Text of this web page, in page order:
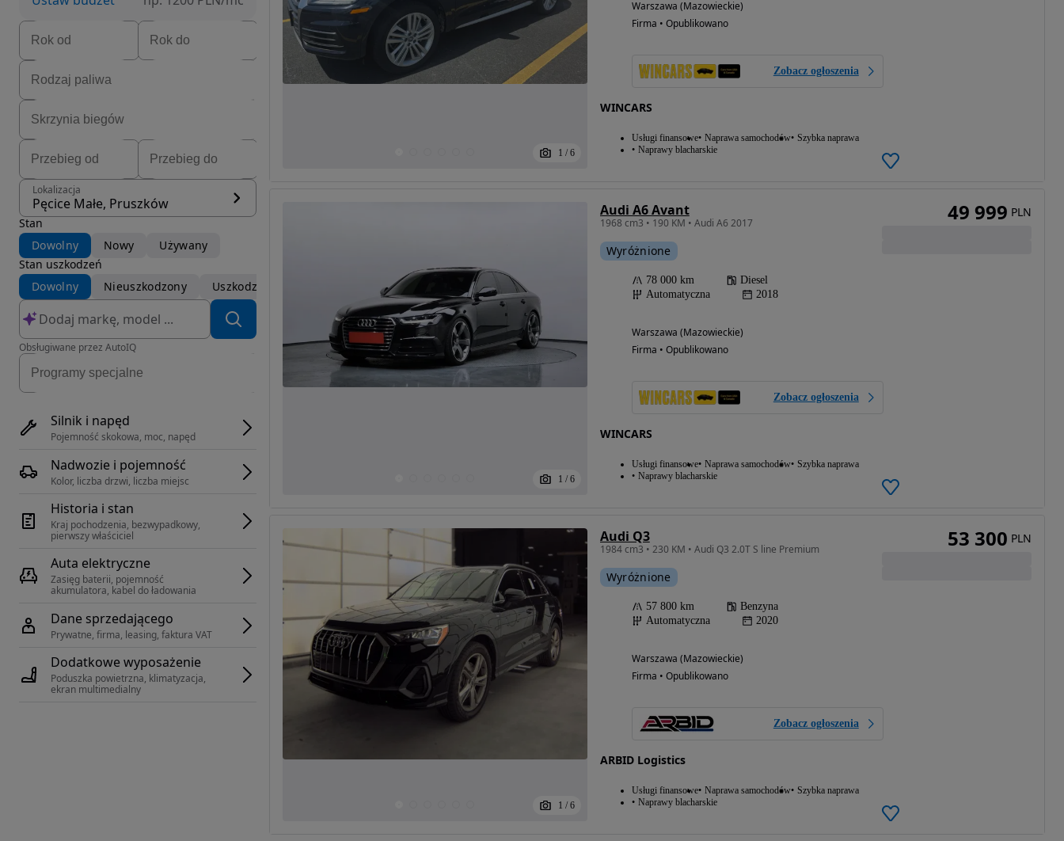
Lokalizacja
Pęcice Małe, Pruszków
Stan
Dowolny
Nowy
Używany
Stan uszkodzeń
Dowolny
Nieuszkodzony Uszkodzony
Obsługiwane przez AutoIQ
Silnik i napęd
Pojemność skokowa, moc, napęd
Nadwozie i pojemność
Kolor, liczba drzwi, liczba miejsc
Historia i stan
Kraj pochodzenia, bezwypadkowy,
pierwszy właściciel
Auta elektryczne
Zasięg baterii, pojemność
akumulatora, kabel do ładowania
Dane sprzedającego
Prywatne, firma, leasing, faktura VAT
Dodatkowe wyposażenie
Poduszka powietrzna, klimatyzacja,
ekran multimedialny
1 / 6
Warszawa (Mazowieckie)
Firma • Opublikowano
Zobacz ogłoszenia
WINCARS
Usługi finansowe Naprawa samochodów Szybka naprawa
Naprawy blacharskie
1 / 6
Audi A6 Avant
1968 cm3 • 190 KM • Audi A6 2017
Wyróżnione
78 000 km
Diesel
Automatyczna
2018
Warszawa (Mazowieckie)
Firma • Opublikowano
Zobacz ogłoszenia
WINCARS
Usługi finansowe Naprawa samochodów Szybka naprawa
Naprawy blacharskie
49 999 PLN
1 / 6
Audi Q3
1984 cm3 • 230 KM • Audi Q3 2.0T S line Premium
Wyróżnione
57 800 km
Benzyna
Automatyczna
2020
Warszawa (Mazowieckie)
Firma • Opublikowano
Zobacz ogłoszenia
ARBID Logistics
Usługi finansowe Naprawa samochodów Szybka naprawa
Naprawy blacharskie
53 300 PLN